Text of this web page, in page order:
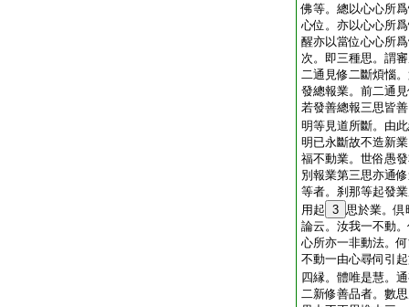
佛等。總以心心所
心位。亦以心心所
醒亦以當位心心所
次。即三種思。謂
二通見修二斷煩惱
發總報業。前二通
若發善總報三思皆
明等見道所斷。由
明已永斷故不造新
福不動業。世俗愚
別報業第三思亦通
等者。刹那等起發
用起 3 思於業。倶
論云。汝我一不動
心所亦一非動法。
不動一由心尋伺引
四縁。體唯是慧。
二新修善品者。數